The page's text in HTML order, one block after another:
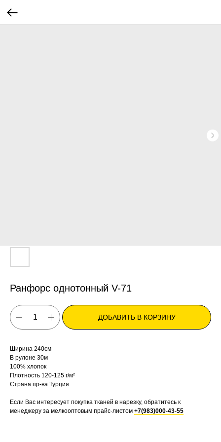
Ранфорс однотонный V-71
ДОБАВИТЬ В КОРЗИНУ
Ширина 240см
В рулоне 30м
100% хлопок
Плотность 120-125 г/м²
Страна пр-ва Турция
Если Вас интересует покупка тканей в нарезку, обратитесь к
менеджеру за мелкооптовым прайс-листом +7(983)000-43-55